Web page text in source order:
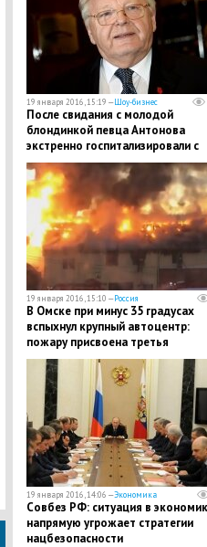
19 января 2016, 15:19 —Шоу-бизнес
После свидания с молодой
блондинкой певца Антонова
экстренно госпитализировали с
серьезным диагнозом
19 января 2016, 15:10 —Россия
В Омске при минус 35 градусах
вспыхнул крупный автоцентр:
пожару присвоена третья
категория
19 января 2016, 14:06 —Экономика
Совбез РФ: ситуация в
напрямую угрожает стратегии
нацбезопасности